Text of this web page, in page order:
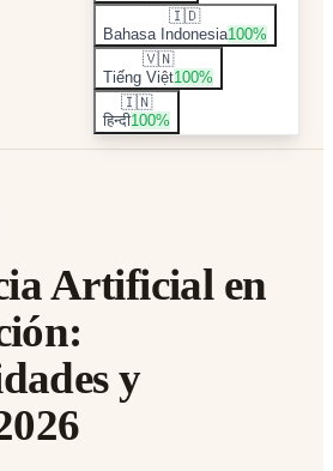
🇮🇩
Bahasa Indonesia100%
🇻🇳
Tiếng Việt100%
🇮🇳
हिन्दी100%
Artificial en
y